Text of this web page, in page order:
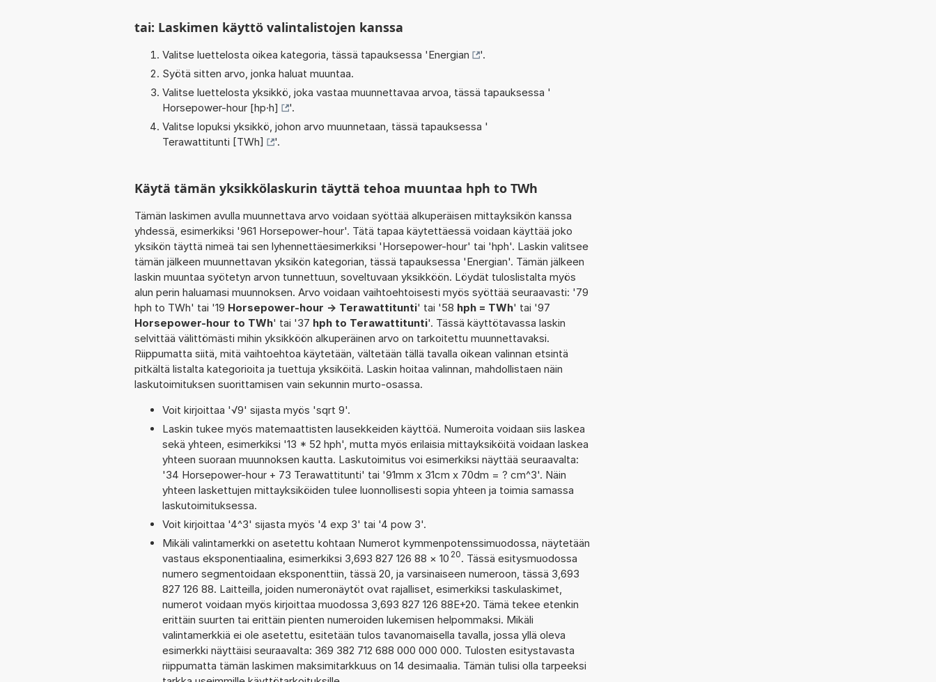
tai: Laskimen käyttö valintalistojen kanssa
Valitse luettelosta oikea kategoria, tässä tapauksessa 'Energian
'.
Syötä sitten arvo, jonka haluat muuntaa.
Valitse luettelosta yksikkö, joka vastaa muunnettavaa arvoa, tässä tapauksessa '
Horsepower-hour [hp·h]
'.
Valitse lopuksi yksikkö, johon arvo muunnetaan, tässä tapauksessa '
Terawattitunti [TWh]
'.
Käytä tämän yksikkölaskurin täyttä tehoa muuntaa hph to TWh
Tämän laskimen avulla muunnettava arvo voidaan syöttää alkuperäisen mittayksikön kanssa
yhdessä, esimerkiksi '961 Horsepower-hour'. Tätä tapaa käytettäessä voidaan käyttää joko
yksikön täyttä nimeä tai sen lyhennettäesimerkiksi 'Horsepower-hour' tai 'hph'. Laskin valitsee
tämän jälkeen muunnettavan yksikön kategorian, tässä tapauksessa 'Energian'. Tämän jälkeen
laskin muuntaa syötetyn arvon tunnettuun, soveltuvaan yksikköön. Löydät tuloslistalta myös
alun perin haluamasi muunnoksen. Arvo voidaan vaihtoehtoisesti myös syöttää seuraavasti: '79
hph to TWh' tai '19 Horsepower-hour -> Terawattitunti' tai '58 hph = TWh' tai '97
Horsepower-hour to TWh' tai '37 hph to Terawattitunti'. Tässä käyttötavassa laskin
selvittää välittömästi mihin yksikköön alkuperäinen arvo on tarkoitettu muunnettavaksi.
Riippumatta siitä, mitä vaihtoehtoa käytetään, vältetään tällä tavalla oikean valinnan etsintä
pitkältä listalta kategorioita ja tuettuja yksiköitä. Laskin hoitaa valinnan, mahdollistaen näin
laskutoimituksen suorittamisen vain sekunnin murto-osassa.
Voit kirjoittaa '√9' sijasta myös 'sqrt 9'.
Laskin tukee myös matemaattisten lausekkeiden käyttöä. Numeroita voidaan siis laskea
sekä yhteen, esimerkiksi '13 * 52 hph', mutta myös erilaisia mittayksiköitä voidaan laskea
yhteen suoraan muunnoksen kautta. Laskutoimitus voi esimerkiksi näyttää seuraavalta:
'34 Horsepower-hour + 73 Terawattitunti' tai '91mm x 31cm x 70dm = ? cm^3'. Näin
yhteen laskettujen mittayksiköiden tulee luonnollisesti sopia yhteen ja toimia samassa
laskutoimituksessa.
Voit kirjoittaa '4^3' sijasta myös '4 exp 3' tai '4 pow 3'.
Mikäli valintamerkki on asetettu kohtaan Numerot kymmenpotenssimuodossa, näytetään
vastaus eksponentiaalina, esimerkiksi 3,693 827 126 88 × 10 20. Tässä esitysmuodossa
numero segmentoidaan eksponenttiin, tässä 20, ja varsinaiseen numeroon, tässä 3,693
827 126 88. Laitteilla, joiden numeronäytöt ovat rajalliset, esimerkiksi taskulaskimet,
numerot voidaan myös kirjoittaa muodossa 3,693 827 126 88E+20. Tämä tekee etenkin
erittäin suurten tai erittäin pienten numeroiden lukemisen helpommaksi. Mikäli
valintamerkkiä ei ole asetettu, esitetään tulos tavanomaisella tavalla, jossa yllä oleva
esimerkki näyttäisi seuraavalta: 369 382 712 688 000 000 000. Tulosten esitystavasta
riippumatta tämän laskimen maksimitarkkuus on 14 desimaalia. Tämän tulisi olla tarpeeksi